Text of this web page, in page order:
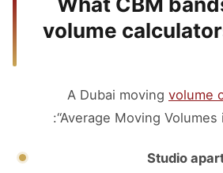
volume
A Dubai movingvolume
“Average Moving
Studio